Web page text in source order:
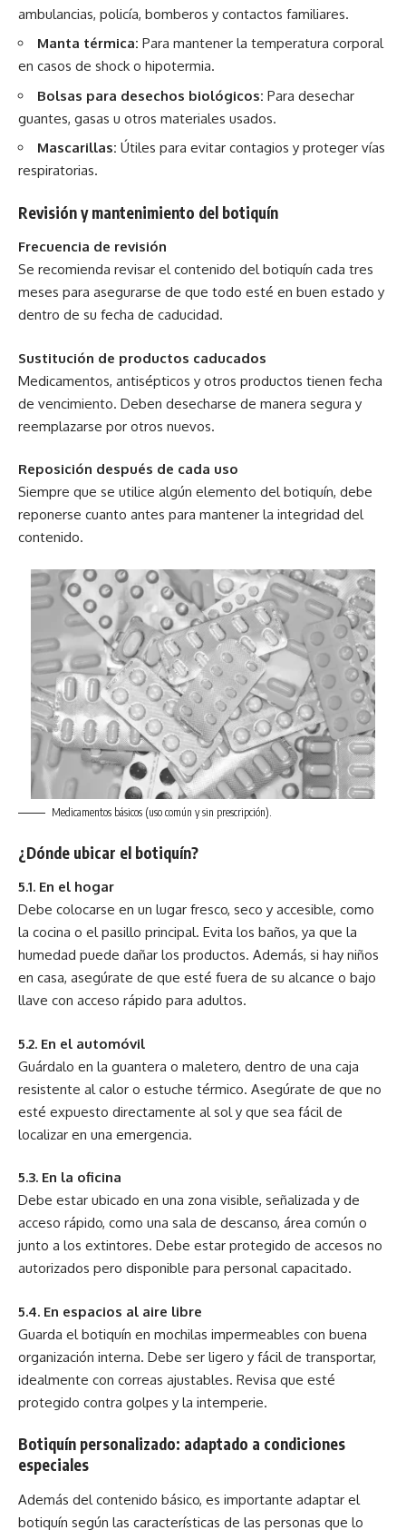
ambulancias, policía, bomberos y contactos familiares.
Manta térmica: Para mantener la temperatura corporal
en casos de shock o hipotermia.
Bolsas para desechos biológicos: Para desechar
guantes, gasas u otros materiales usados.
Mascarillas: Útiles para evitar contagios y proteger vías
respiratorias.
Revisión y mantenimiento del botiquín
Frecuencia de revisión
Se recomienda revisar el contenido del botiquín cada tres
meses para asegurarse de que todo esté en buen estado y
dentro de su fecha de caducidad.
Sustitución de productos caducados
Medicamentos, antisépticos y otros productos tienen fecha
de vencimiento. Deben desecharse de manera segura y
reemplazarse por otros nuevos.
Reposición después de cada uso
Siempre que se utilice algún elemento del botiquín, debe
reponerse cuanto antes para mantener la integridad del
contenido.
Medicamentos básicos (uso común y sin prescripción).
¿Dónde ubicar el botiquín?
5.1. En el hogar
Debe colocarse en un lugar fresco, seco y accesible, como
la cocina o el pasillo principal. Evita los baños, ya que la
humedad puede dañar los productos. Además, si hay niños
en casa, asegúrate de que esté fuera de su alcance o bajo
llave con acceso rápido para adultos.
5.2. En el automóvil
Guárdalo en la guantera o maletero, dentro de una caja
resistente al calor o estuche térmico. Asegúrate de que no
esté expuesto directamente al sol y que sea fácil de
localizar en una emergencia.
5.3. En la oficina
Debe estar ubicado en una zona visible, señalizada y de
acceso rápido, como una sala de descanso, área común o
junto a los extintores. Debe estar protegido de accesos no
autorizados pero disponible para personal capacitado.
5.4. En espacios al aire libre
Guarda el botiquín en mochilas impermeables con buena
organización interna. Debe ser ligero y fácil de transportar,
idealmente con correas ajustables. Revisa que esté
protegido contra golpes y la intemperie.
Botiquín personalizado: adaptado a condiciones
especiales
Además del contenido básico, es importante adaptar el
botiquín según las características de las personas que lo